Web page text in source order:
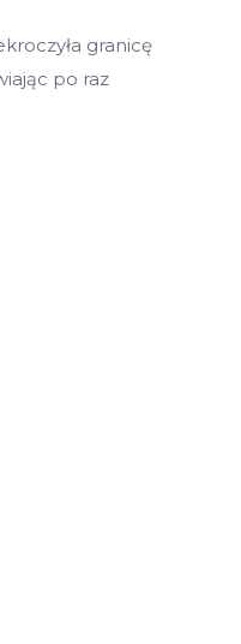
granicę
po raz